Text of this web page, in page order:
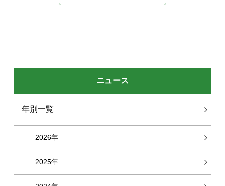
ニュース
年別一覧
2026年
2025年